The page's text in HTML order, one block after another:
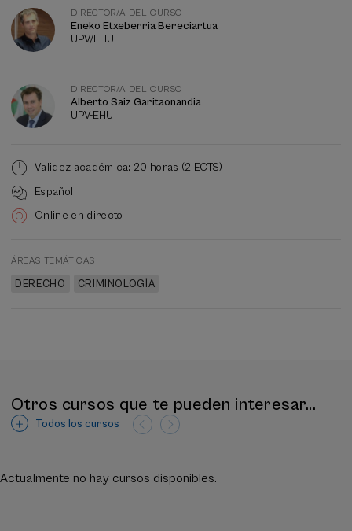
curso
DIRECTOR/A DEL CURSO
Eneko Etxeberria Bereciartua
UPV/EHU
DIRECTOR/A DEL CURSO
Alberto Saiz Garitaonandia
UPV-EHU
Validez académica: 20 horas (2 ECTS)
Español
Online en directo
ÁREAS TEMÁTICAS
DERECHO CRIMINOLOGÍA
Otros cursos que te pueden interesar...
Todos los cursos
Actualmente no hay cursos disponibles.